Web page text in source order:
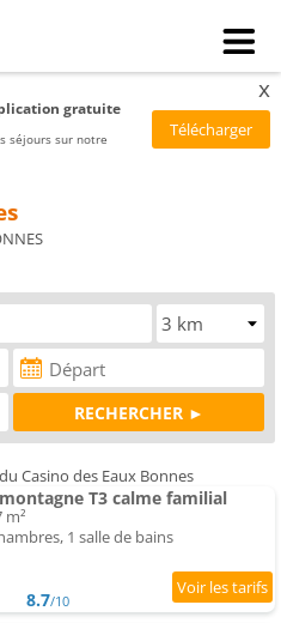
gratuite
séjours sur notre
x
Casino des Eaux Bonnes
T3 calme familial
1 salle de bains
8.7/10